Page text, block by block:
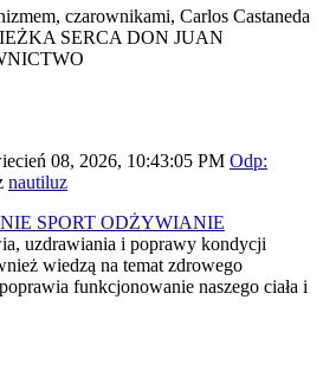
czarownikami, Carlos Castaneda
SERCA DON JUAN
08, 2026, 10:43:05 PM Odp:
nautiluz
SPORT ODŻYWIANIE
uzdrawiania i poprawy kondycji
wiedzą na temat zdrowego
funkcjonowanie naszego ciała i